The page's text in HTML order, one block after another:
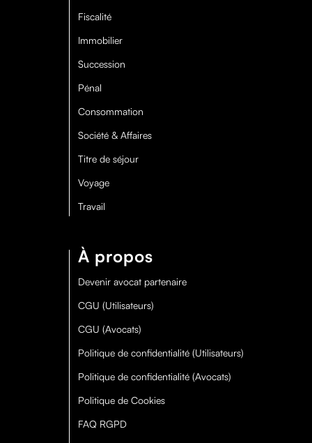
Fiscalité
Immobilier
Succession
Pénal
Consommation
Société & Affaires
Titre de séjour
Voyage
Travail
À propos
Devenir avocat partenaire
CGU (Utilisateurs)
CGU (Avocats)
Politique de confidentialité (Utilisateurs)
Politique de confidentialité (Avocats)
Politique de Cookies
FAQ RGPD